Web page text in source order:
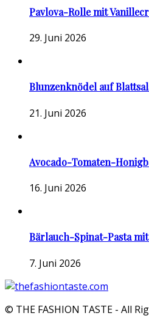
Pavlova-Rolle mit
29. Juni 2026
Blunzenknödel auf
21. Juni 2026
Avocado-Tomaten-
16. Juni 2026
Bärlauch-Spinat-Pasta
7. Juni 2026
© THE FASHION TASTE - All